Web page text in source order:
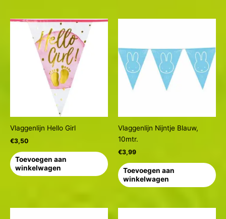
Vlaggenlijn Hello Girl
€3,50
Toevoegen aan
winkelwagen
Vlaggenlijn Nijntje Blauw,
10mtr.
€3,99
Toevoegen aan
winkelwagen